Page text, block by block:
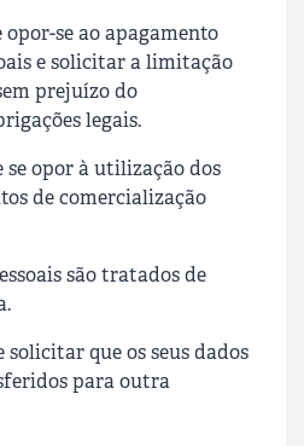
se ao apagamento
e solicitar a limitação
prejuízo do
legais.
se opor à utilização dos
de comercialização
são tratados de
que os seus dados
para outra